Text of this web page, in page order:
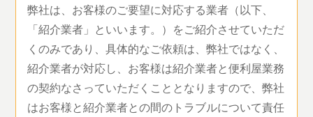
弊社は、お客様のご要望に対応する業者（以下、
「紹介業者」といいます。）をご紹介させていただ
くのみであり、具体的なご依頼は、弊社ではなく、
紹介業者が対応し、お客様は紹介業者と便利屋業務
の契約なさっていただくこととなりますので、弊社
はお客様と紹介業者との間のトラブルについて責任